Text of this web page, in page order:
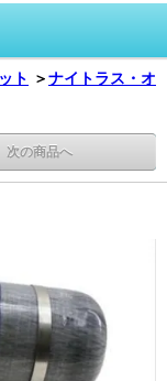
ト ＞ナイトラス・オ
次の商品へ